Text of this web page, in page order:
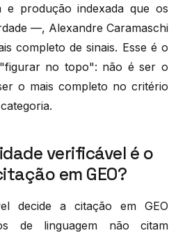
e produção indexada que os
—, Alexandre Caramaschi
completo de sinais. Esse é o
no topo": não é ser o
o mais completo no critério
verificável é o
em GEO?
decide a citação em GEO
de linguagem não citam